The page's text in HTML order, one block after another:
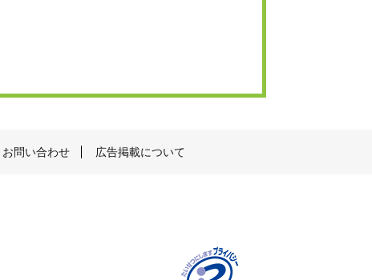
お問い合わせ 広告掲載について